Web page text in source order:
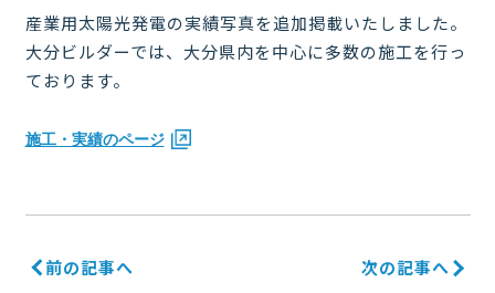
産業用太陽光発電の実績写真を追加掲載いたしました。
大分ビルダーでは、大分県内を中心に多数の施工を行っ
ております。
施工・実績のページ
前の記事へ 次の記事へ